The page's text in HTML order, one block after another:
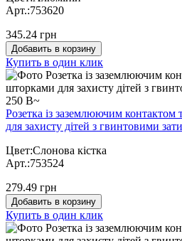
Арт.:753620
345.24 грн
Добавить в корзину
Купить в один клик
Розетка із заземлюючим
для захисту дітей з гвинтовими
Цвет:Слонова кістка
Арт.:753524
279.49 грн
Добавить в корзину
Купить в один клик